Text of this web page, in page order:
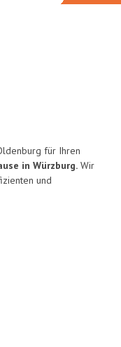
für Ihren
in Würzburg. Wir
und